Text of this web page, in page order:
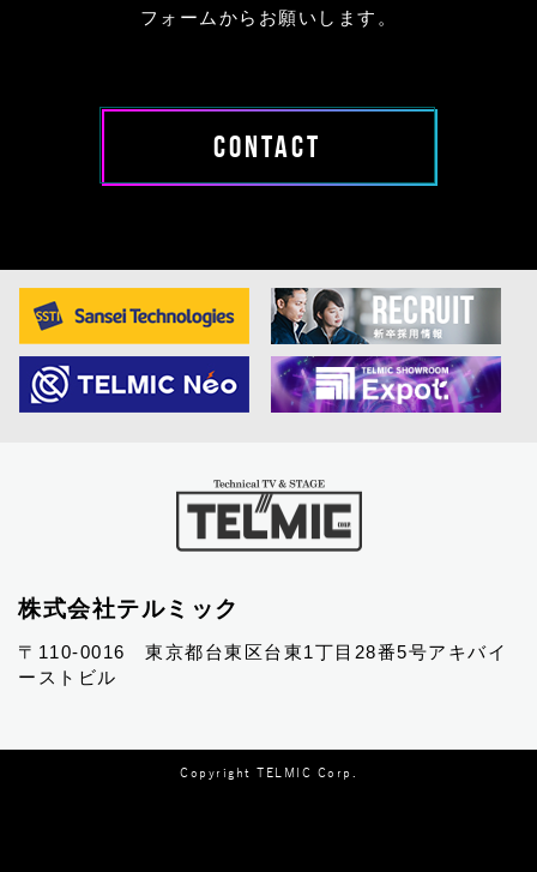
フォームからお願いします。
CONTACT
株式会社テルミック
〒110-0016 東京都台東区台東1丁目28番5号アキバイ
ーストビル
Copyright TELMIC Corp.